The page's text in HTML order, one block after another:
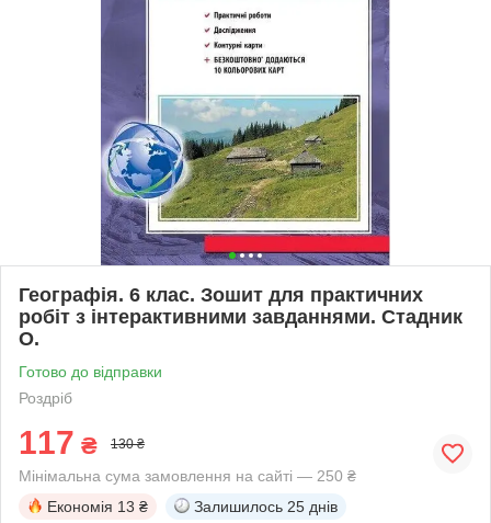
Географія. 6 клас. Зошит для практичних
робіт з інтерактивними завданнями. Стадник
О.
Готово до відправки
Роздріб
117 ₴ 130 ₴
Мінімальна сума замовлення на сайті — 250 ₴
Економія 13 ₴ Залишилось 25 днів